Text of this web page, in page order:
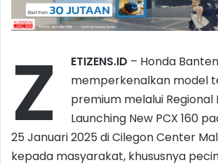
Z ETIZENS.ID – Honda
memperkenalkan model
premium melalui Regional
Launching New PCX 160
25 Januari 2025 di Cilegon Center
kepada masyarakat, khususnya